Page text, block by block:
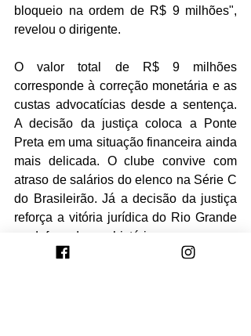
bloqueio na ordem de R$ 9 milhões",
revelou o dirigente.
O valor total de R$ 9 milhões
corresponde à correção monetária e as
custas advocatícias desde a sentença.
A decisão da justiça coloca a Ponte
Preta em uma situação financeira ainda
mais delicada. O clube convive com
atraso de salários do elenco na Série C
do Brasileirão. Já a decisão da justiça
reforça a vitória jurídica do Rio Grande
na defesa de sua história e marca.